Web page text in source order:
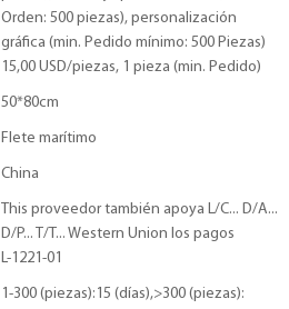
Orden: 500 piezas), personalización
gráfica (min. Pedido mínimo: 500 Piezas)
15,00 USD/piezas, 1 pieza (min. Pedido)
50*80cm
Flete marítimo
China
This proveedor también apoya L/C... D/A...
D/P... T/T... Western Union los pagos
L-1221-01
1-300 (piezas):15 (días),>300 (piezas):